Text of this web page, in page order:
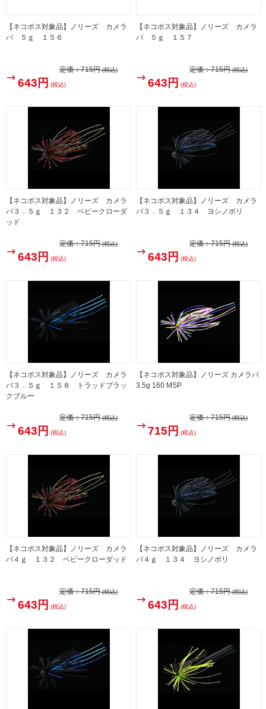
【ネコポス対象品】ノリーズ カメラ
バ ５ｇ １５６
定価：715円(税込)
643円 (税込)
【ネコポス対象品】ノリーズ カメラ
バ ５ｇ １５７
定価：715円(税込)
643円 (税込)
【ネコポス対象品】ノリーズ カメラ
バ３．５ｇ １３２ ベビークローダ
ッド
定価：715円(税込)
643円 (税込)
【ネコポス対象品】ノリーズ カメラ
バ３．５ｇ １３４ ヨシノボリ
定価：715円(税込)
643円 (税込)
【ネコポス対象品】ノリーズ カメラ
バ３．５ｇ １５８ トラッドブラッ
クブルー
定価：715円(税込)
643円 (税込)
【ネコポス対象品】ノリーズ カメラバ
3.5g 160 MSP
定価：715円(税込)
715円 (税込)
【ネコポス対象品】ノリーズ カメラ
バ４ｇ １３２ ベビークローダッド
定価：715円(税込)
643円 (税込)
【ネコポス対象品】ノリーズ カメラ
バ４ｇ １３４ ヨシノボリ
定価：715円(税込)
643円 (税込)